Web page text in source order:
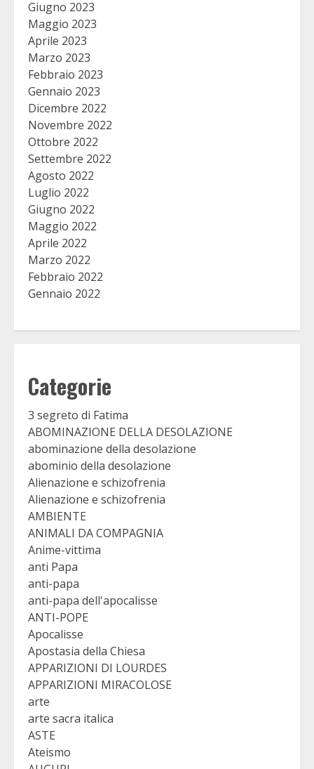
Giugno 2023
Maggio 2023
Aprile 2023
Marzo 2023
Febbraio 2023
Gennaio 2023
Dicembre 2022
Novembre 2022
Ottobre 2022
Settembre 2022
Agosto 2022
Luglio 2022
Giugno 2022
Maggio 2022
Aprile 2022
Marzo 2022
Febbraio 2022
Gennaio 2022
Categorie
3 segreto di Fatima
ABOMINAZIONE DELLA DESOLAZIONE
abominazione della desolazione
abominio della desolazione
Alienazione e schizofrenia
Alienazione e schizofrenia
AMBIENTE
ANIMALI DA COMPAGNIA
Anime-vittima
anti Papa
anti-papa
anti-papa dell'apocalisse
ANTI-POPE
Apocalisse
Apostasia della Chiesa
APPARIZIONI DI LOURDES
APPARIZIONI MIRACOLOSE
arte
arte sacra italica
ASTE
Ateismo